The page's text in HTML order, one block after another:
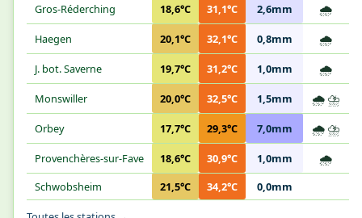
Gros-Réderching 18,6°C 31,1°C 2,6mm 🌧️
Haegen 20,1°C 32,1°C 0,8mm 🌧️
J. bot. Saverne 19,7°C 31,2°C 1,0mm 🌧️
Monswiller 20,0°C 32,5°C 1,5mm 🌧️ ⛈️
Orbey 17,7°C 29,3°C 7,0mm 🌧️ ⛈️
Provenchères-sur-Fave 18,6°C 30,9°C 1,0mm 🌧️
Schwobsheim 21,5°C 34,2°C 0,0mm